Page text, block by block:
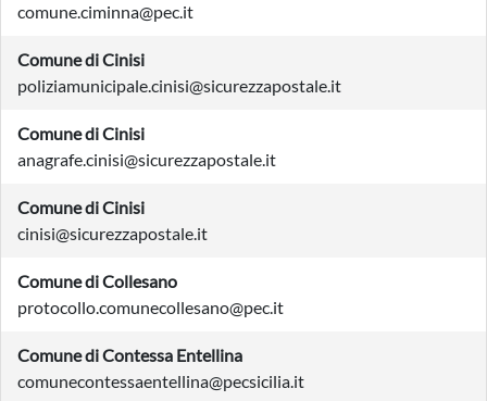
comune.ciminna@pec.it
Comune di Cinisi
poliziamunicipale.cinisi@sicurezzapostale.it
Comune di Cinisi
anagrafe.cinisi@sicurezzapostale.it
Comune di Cinisi
cinisi@sicurezzapostale.it
Comune di Collesano
protocollo.comunecollesano@pec.it
Comune di Contessa Entellina
comunecontessaentellina@pecsicilia.it